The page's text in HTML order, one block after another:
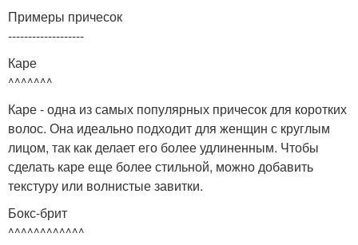
Примеры причесок
-------------------
Каре
^^^^^^^
Каре - одна из самых популярных причесок для коротких
волос. Она идеально подходит для женщин с круглым
лицом, так как делает его более удлиненным. Чтобы
сделать каре еще более стильной, можно добавить
текстуру или волнистые завитки.
Бокс-брит
^^^^^^^^^^^^